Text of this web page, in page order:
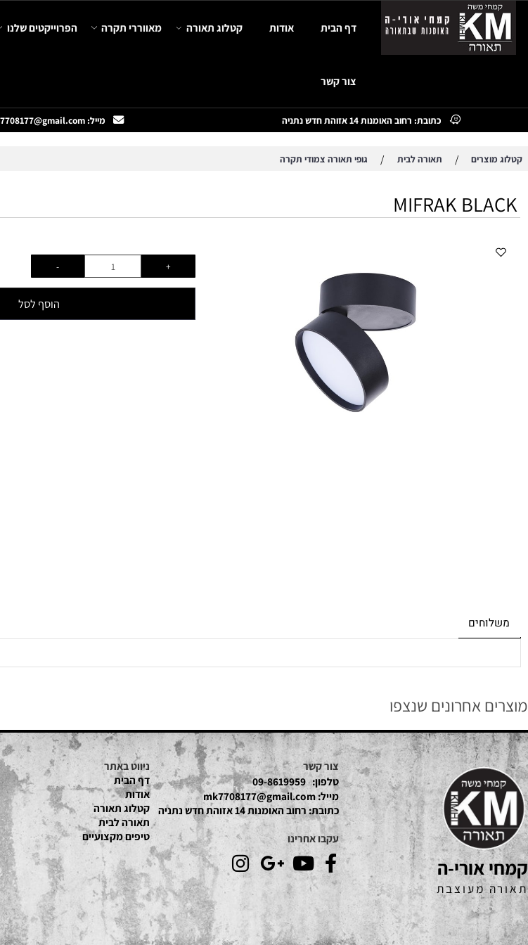
כתובת: רחוב האומנות 14 אזוהת חדש נתניה מייל: mk7708177@gmail.com
דף הבית אודות קטלוג תאורה מאווררי תקרה הפרוייקטים שלנו
צור קשר
/ תאורה לבית / גופי תאורה צמודי תקרה
MIFRAK
הוסף לסל
אחרונים שנצפו
ה
מעוצבת
צור קשר
טלפון: 09-8619959
מייל:mk7708177@gmail.com
כתובת:רחוב האומנות 14 אזוהת חדש נתניה
עקבו אחרינו
ניווט באתר
דף הבית
אודות
קטלוג תאורה
תאורה לבית
טיפים מקצועיים